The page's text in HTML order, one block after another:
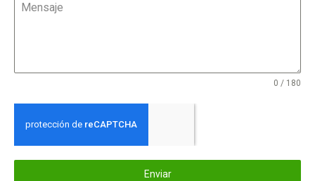
Mensaje
0 / 180
Enviar